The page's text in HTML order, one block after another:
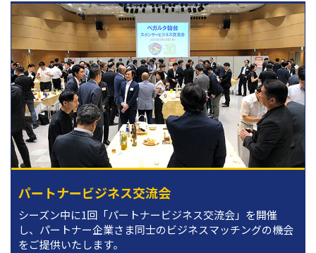
パートナービジネス交流会
シーズン中に1回「パートナービジネス交流会」を開催
し、パートナー企業さま同士のビジネスマッチングの機会
をご提供いたします。